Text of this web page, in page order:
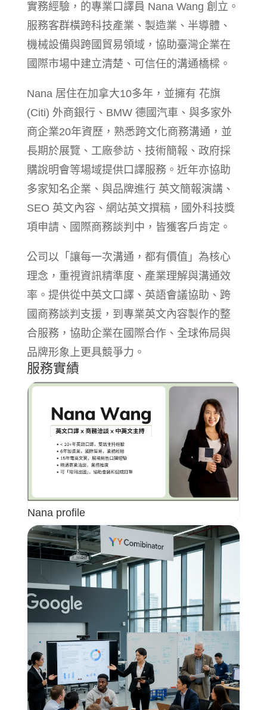
實務經驗，的專業口譯員 Nana Wang 創立。
服務客群橫跨科技產業、製造業、半導體、
機械設備與跨國貿易領域，協助臺灣企業在
國際市場中建立清楚、可信任的溝通橋樑。
Nana 居住在加拿大10多年，並擁有 花旗
(Citi) 外商銀行、BMW 德國汽車、與多家外
商企業20年資歷，熟悉跨文化商務溝通，並
長期於展覽、工廠參訪、技術簡報、政府採
購說明會等場域提供口譯服務。近年亦協助
多家知名企業、與品牌進行 英文簡報演講、
SEO 英文內容、網站英文撰稿，國外科技獎
項申請、國際商務談判中，皆獲客戶肯定。
公司以「讓每一次溝通，都有價值」為核心
理念，重視資訊精準度、產業理解與溝通效
率。提供從中英文口譯、英語會議協助、跨
國商務談判支援，到專業英文內容製作的整
合服務，協助企業在國際合作、全球佈局與
品牌形象上更具競爭力。
服務實績
Nana profile